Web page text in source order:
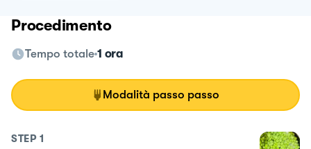
Procedimento
Tempo totale 1 ora
Modalità passo passo
STEP 1